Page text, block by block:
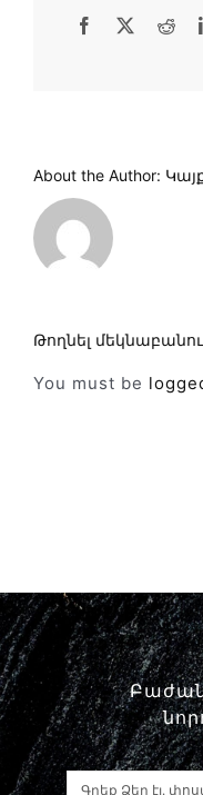
Facebook
About the Author:
Թողնել
You must be